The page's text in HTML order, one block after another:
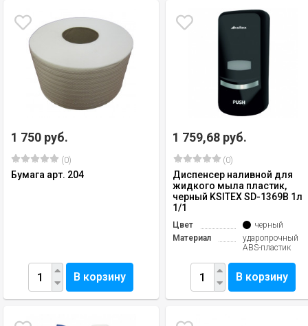
1 750 руб.
(0)
Бумага арт. 204
В корзину
1 759,68 руб.
(0)
Диспенсер наливной для
жидкого мыла пластик,
черный KSITEX SD-1369В 1л
1/1
Цвет
черный
Материал
ударопрочный
ABS-пластик
В корзину